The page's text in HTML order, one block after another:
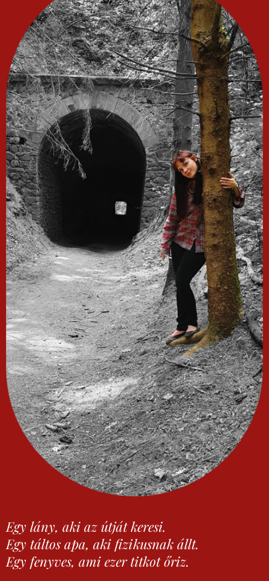
Egy lány, aki az útját keresi.
Egy táltos apa, aki fizikusnak állt.
Egy fenyves, ami ezer titkot őriz.